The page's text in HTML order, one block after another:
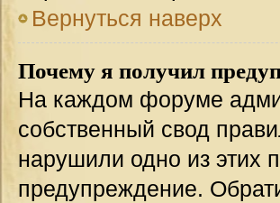
Вернуться наверх
Почему я получил
На каждом форуме
собственный свод
нарушили одно из этих
предупреждение.